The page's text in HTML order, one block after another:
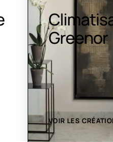
Greenor
VOIR LES CRÉATIONS